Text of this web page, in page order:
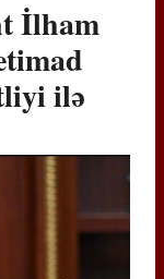
İlham
ilə